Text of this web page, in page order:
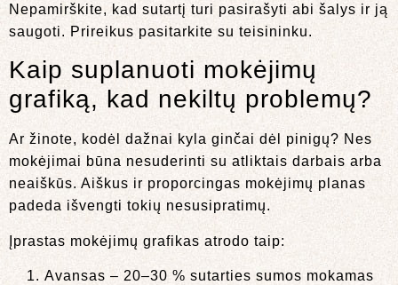
Nepamirškite, kad sutartį turi pasirašyti abi šalys ir ją
saugoti. Prireikus pasitarkite su teisininku.
Kaip suplanuoti mokėjimų
grafiką, kad nekiltų problemų?
Ar žinote, kodėl dažnai kyla ginčai dėl pinigų? Nes
mokėjimai būna nesuderinti su atliktais darbais arba
neaiškūs. Aiškus ir proporcingas mokėjimų planas
padeda išvengti tokių nesusipratimų.
Įprastas mokėjimų grafikas atrodo taip:
Avansas – 20–30 % sutarties sumos mokamas